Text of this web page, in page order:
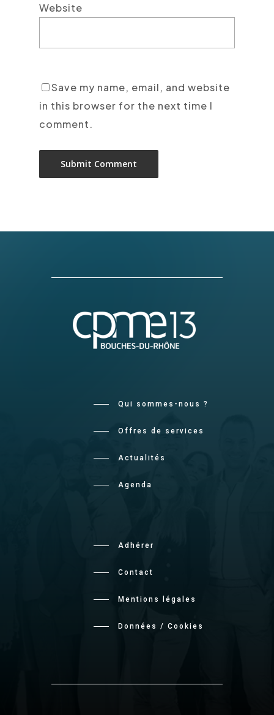
Website
Save my name, email, and website
in this browser for the next time I
comment.
Qui sommes-nous ?
Offres de services
Actualités
Agenda
Adhérer
Contact
Mentions légales
Données / Cookies